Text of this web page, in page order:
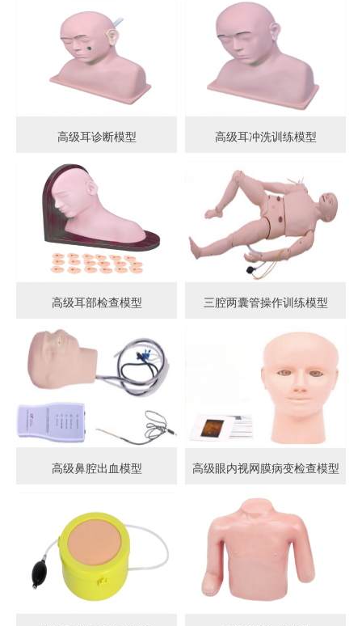
高级耳诊断模型 高级耳冲洗训练模型
高级耳部检查模型 三腔两囊管操作训练模型
高级鼻腔出血模型 高级眼内视网膜病变检查模型